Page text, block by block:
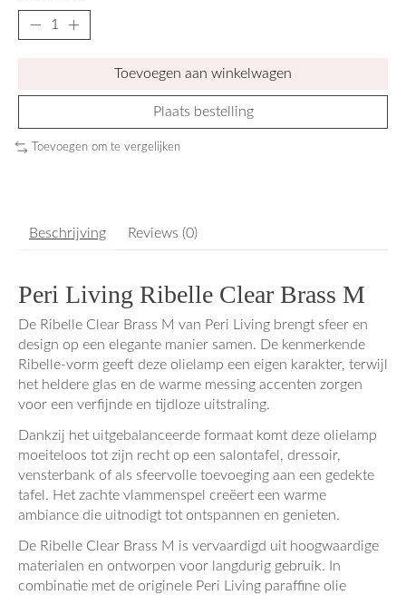
Toevoegen aan winkelwagen
Plaats bestelling
Toevoegen om te vergelijken
Beschrijving Reviews (0)
Peri Living Ribelle Clear Brass M
De Ribelle Clear Brass M van Peri Living brengt sfeer en
design op een elegante manier samen. De kenmerkende
Ribelle-vorm geeft deze olielamp een eigen karakter, terwijl
het heldere glas en de warme messing accenten zorgen
voor een verfijnde en tijdloze uitstraling.
Dankzij het uitgebalanceerde formaat komt deze olielamp
moeiteloos tot zijn recht op een salontafel, dressoir,
vensterbank of als sfeervolle toevoeging aan een gedekte
tafel. Het zachte vlammenspel creëert een warme
ambiance die uitnodigt tot ontspannen en genieten.
De Ribelle Clear Brass M is vervaardigd uit hoogwaardige
materialen en ontworpen voor langdurig gebruik. In
combinatie met de originele Peri Living paraffine olie